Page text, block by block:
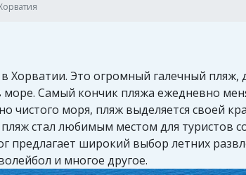
Хорватии. Это огромный галечный
Самый кончик пляжа ежедневно
чистого моря, пляж выделяется своей
пляж стал любимым местом для
предлагает широкий выбор летних
и многое другое.